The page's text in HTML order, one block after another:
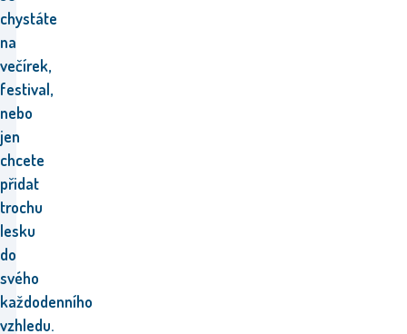
chystáte
na
večírek,
festival,
nebo
jen
chcete
přidat
trochu
lesku
do
svého
každodenního
vzhledu.